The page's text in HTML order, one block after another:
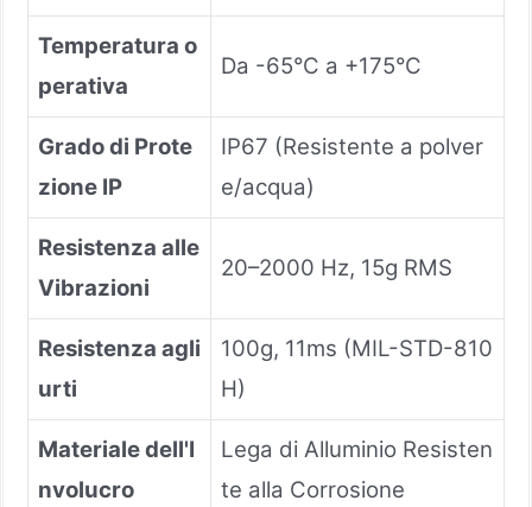
Temperatura o
perativa
Da -65°C a +175°C
Grado di Prote
zione IP
IP67 (Resistente a polver
e/acqua)
Resistenza alle
Vibrazioni
20–2000 Hz, 15g RMS
Resistenza agli
urti
100g, 11ms (MIL-STD-810
H)
Materiale dell'I
nvolucro
Lega di Alluminio Resisten
te alla Corrosione